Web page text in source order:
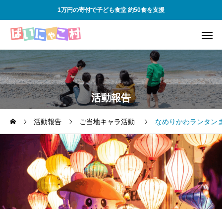
1万円の寄付で子ども食堂 約50食を支援
活動報告
活動報告 ご当地キャラ活動 なめりかわランタン